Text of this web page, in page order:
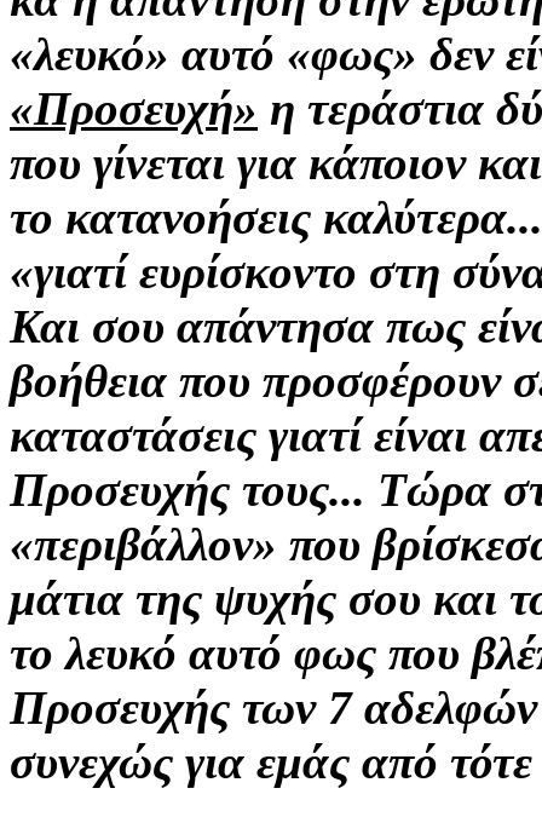
«λευκό» αυτό «φως» δεν
«Προσευχή» η τεράστια
που γίνεται για κάποιον
το κατανοήσεις
«γιατί ευρίσκοντο στη
Και σου απάντησα πως
βοήθεια που προσφέρουν
καταστάσεις γιατί είναι
Προσευχής τους... Τώρα
«περιβάλλον» που
μάτια της ψυχής σου και
το λευκό αυτό φως που
Προσευχής των 7
συνεχώς για εμάς από